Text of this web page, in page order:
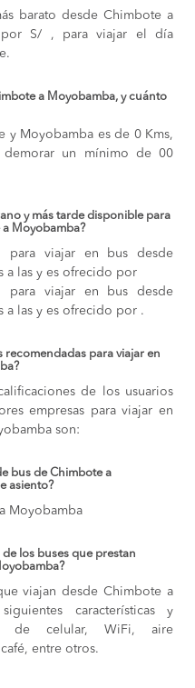
barato desde Chimbote a
por S/ , para viajar el día
a Moyobamba, y cuánto
y Moyobamba es de 0 Kms,
un mínimo de 00
y más tarde disponible para
Moyobamba?
para viajar en bus desde
a las y es ofrecido por
para viajar en bus desde
a las y es ofrecido por .
recomendadas para viajar en
de los usuarios
empresas para viajar en
son:
bus de Chimbote a
asiento?
Moyobamba
los buses que prestan
viajan desde Chimbote a
características y
de celular, WiFi, aire
entre otros.